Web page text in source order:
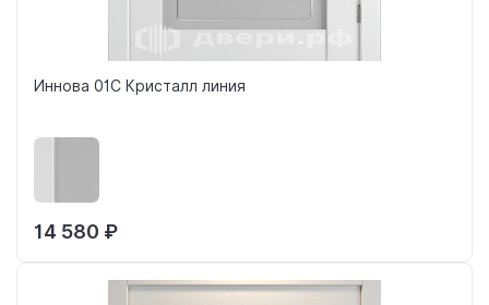
Иннова 01C Кристалл линия
14 580 ₽